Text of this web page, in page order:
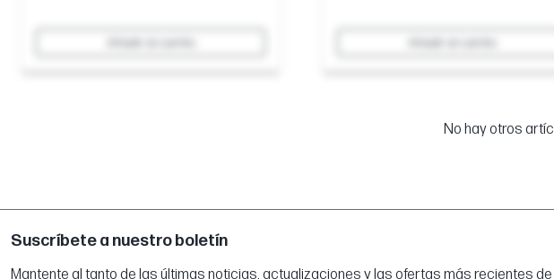
No hay otros
Suscríbete a nuestro boletín
Mantente al tanto de las últimas noticias, actualizaciones y las ofertas más recientes de